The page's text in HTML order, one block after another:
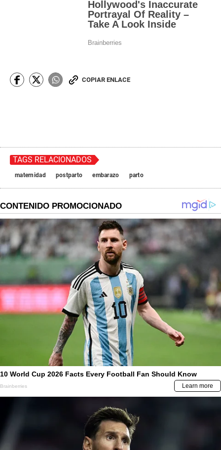
COPIAR ENLACE
TAGS RELACIONADOS
maternidad postparto embarazo parto